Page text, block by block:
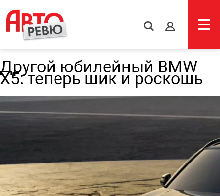
s
Другой юбилейный BMW
X5: теперь шик и роскошь